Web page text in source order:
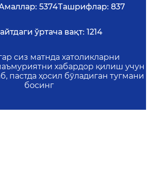
5374Ташрифлар: 837
ўртача вақт: 1214
сиз матнда хатоликларни
хабардор қилиш учун
пастда ҳосил бўладиган тугмани
босинг